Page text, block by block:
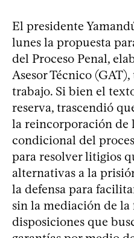
El presidente
lunes la propuesta
del Proceso Penal,
Asesor Técnico (GAT),
trabajo. Si bien el
reserva, trascendió
la reincorporación de
condicional del
para resolver litigios
alternativas a la
la defensa para
sin la mediación de la
disposiciones que